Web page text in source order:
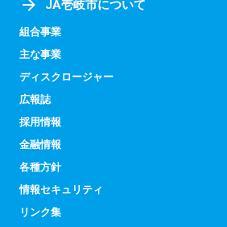
JA壱岐市について
組合事業
主な事業
ディスクロージャー
広報誌
採用情報
金融情報
各種方針
情報セキュリティ
リンク集